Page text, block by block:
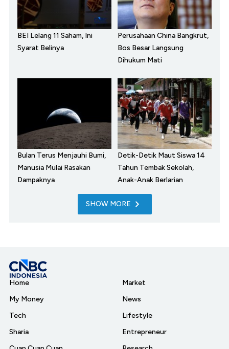
BEI Lelang 11 Saham, Ini
Syarat Belinya
Perusahaan China Bangkrut,
Bos Besar Langsung
Dihukum Mati
Bulan Terus Menjauhi Bumi,
Manusia Mulai Rasakan
Dampaknya
Detik-Detik Maut Siswa 14
Tahun Tembak Sekolah,
Anak-Anak Berlarian
SHOW MORE
Home
My Money
Tech
Sharia
Market
News
Lifestyle
Entrepreneur